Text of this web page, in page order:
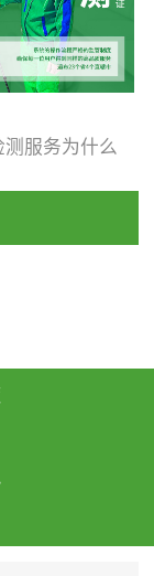
空间范围小，
、装饰多，这
测服务为什么
标准检测方
量准确，检
，远胜于其他